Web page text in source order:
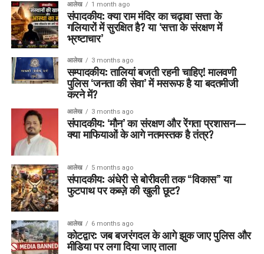
आलेख 1 month ago
संपादकीय: क्या राम मंदिर का चढ़ावा सत्ता के
गलियारों में सुरक्षित है? या ‘सत्ता के संरक्षण में
भ्रष्टाचार’
आलेख 3 months ago
सम्पादकीय: तालियां बजती रहनी चाहिए! मालवणी
पुलिस ‘जनता की सेवा’ में मसरूफ है या बदतमीजी
करने में?
आलेख 3 months ago
संपादकीय: ‘मौन’ का संरक्षण और रेंगता प्रशासन—
क्या माफियाओं के आगे नतमस्तक है तंत्र?
आलेख 5 months ago
संपादकीय: अंधेरी से बोरीवली तक “विकास” या
फुटपाथ पर कब्ज़े की खुली छूट?
आलेख 6 months ago
कोटद्वार: जब बजरंगदल के आगे झुक जाए पुलिस और
मीडिया पर लगा दिया जाए ताला